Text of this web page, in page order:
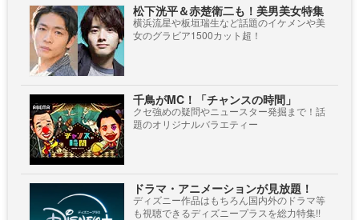
松下洸平＆赤楚衛二も！美男美女特集
横浜流星や板垣瑞生など話題のイケメンや美
女のグラビア1500カット超！
千鳥がMC！「チャンスの時間」
クセ強めの疑問やニュースター発掘まで！話
題のオリジナルバラエティー
ドラマ・アニメーションが見放題！
ディズニー作品はもちろん国内外のドラマ等
も視聴できるディズニープラスを総力特集!!